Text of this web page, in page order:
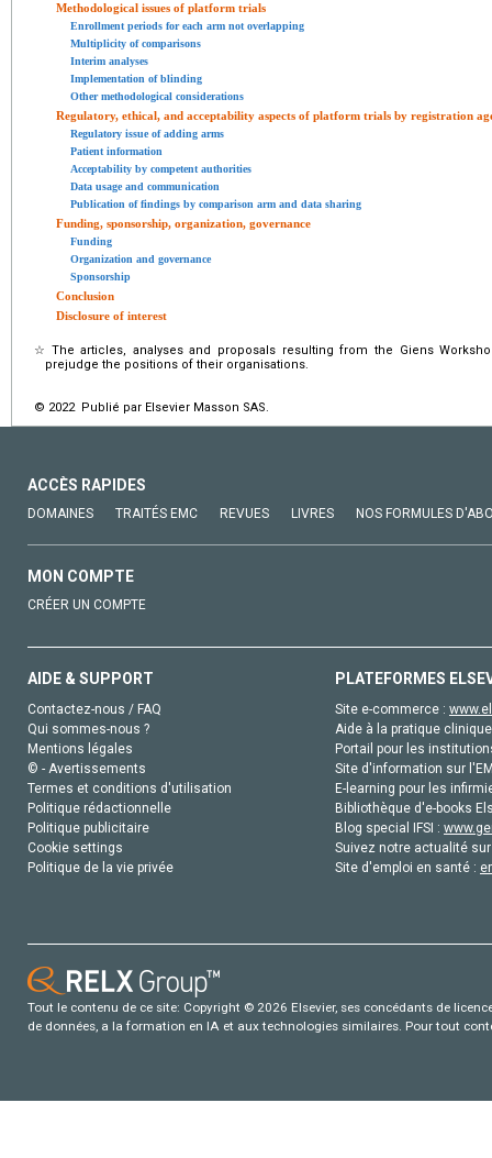
Methodological issues of platform trials
Enrollment periods for each arm not overlapping
Multiplicity of comparisons
Interim analyses
Implementation of blinding
Other methodological considerations
Regulatory, ethical, and acceptability aspects of platform trials by registration
Regulatory issue of adding arms
Patient information
Acceptability by competent authorities
Data usage and communication
Publication of findings by comparison arm and data sharing
Funding, sponsorship, organization, governance
Funding
Organization and governance
Sponsorship
Conclusion
Disclosure of interest
☆ The articles, analyses and proposals resulting from the Giens
prejudge the positions of their organisations.
© 2022 Publié par Elsevier Masson SAS.
ACCÈS RAPIDES
DOMAINES TRAITÉS EMC REVUES LIVRES NOS FORMULES
MON COMPTE
CRÉER UN COMPTE
AIDE & SUPPORT
Contactez-nous / FAQ
Qui sommes-nous ?
Mentions légales
© - Avertissements
Termes et conditions d'utilisation
Politique rédactionnelle
Politique publicitaire
Cookie settings
Politique de la vie privée
PLATEFORMES
Site e-commerce :
Aide à la pratique
Portail pour les
Site d'information sur
E-learning pour les
Bibliothèque d'e-books
Blog special IFSI :
Suivez notre actualité
Site d'emploi en santé :
Tout le contenu de ce site: Copyright © 2026 Elsevier, ses concédants de
de données, a la formation en IA et aux technologies similaires. Pour tout